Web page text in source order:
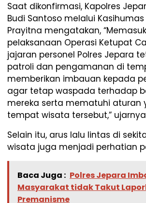
Saat dikonfirmasi, Kapolres
Budi Santoso melalui Kasihumas
Prayitna mengatakan,
pelaksanaan Operasi Ketupat
jajaran personel Polres Jepara
patroli dan pengamanan di
memberikan imbauan kepada
agar tetap waspada terhadap
mereka serta mematuhi aturan
tempat wisata tersebut,”
Selain itu, arus lalu lintas di
wisata juga menjadi perhatian
Baca Juga : Polres Jepara
Masyarakat tidak Takut
Premanisme